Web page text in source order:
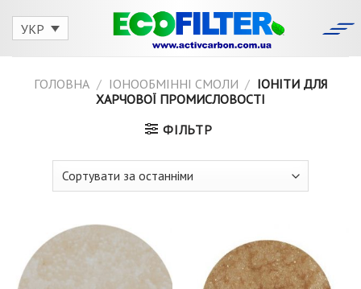
УКР
ГОЛОВНА / IОНООБМІННІ СМОЛИ / ІОНІТИ ДЛЯ
ХАРЧОВОЇ ПРОМИСЛОВОСТІ
ФІЛЬТР